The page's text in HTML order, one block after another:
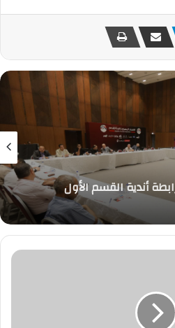
أندية القسم الأول